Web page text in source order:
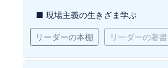
■ 現場主義の生きざま学ぶ
リーダーの本棚 リーダーの著書